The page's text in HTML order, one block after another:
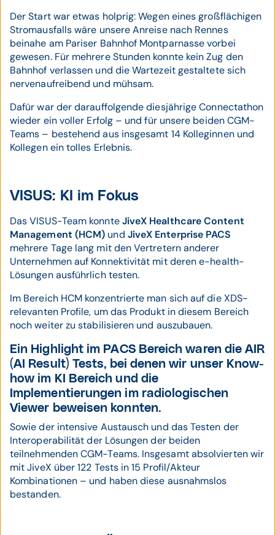
Der Start war etwas holprig: Wegen eines großflächigen
Stromausfalls wäre unsere Anreise nach Rennes
beinahe am Pariser Bahnhof Montparnasse vorbei
gewesen. Für mehrere Stunden konnte kein Zug den
Bahnhof verlassen und die Wartezeit gestaltete sich
nervenaufreibend und mühsam.
Dafür war der darauffolgende diesjährige Connectathon
wieder ein voller Erfolg – und für unsere beiden CGM-
Teams – bestehend aus insgesamt 14 Kolleginnen und
Kollegen ein tolles Erlebnis.
VISUS: KI im Fokus
Das VISUS-Team konnteJiveX Healthcare Content
Management (HCM) und JiveX Enterprise PACS
mehrere Tage lang mit den Vertretern anderer
Unternehmen auf Konnektivität mit deren e-health-
Lösungen ausführlich testen.
Im Bereich HCM konzentrierte man sich auf die XDS-
relevanten Profile, um das Produkt in diesem Bereich
noch weiter zu stabilisieren und auszubauen.
Ein Highlight im PACS Bereich waren die AIR
(AI Result) Tests, bei denen wir unser Know-
how im KI Bereich und die
Implementierungen im radiologischen
Viewer beweisen konnten.
Sowie der intensive Austausch und das Testen der
Interoperabilität der Lösungen der beiden
teilnehmenden CGM-Teams. Insgesamt absolvierten wir
mit JiveX über 122 Tests in 15 Profil/Akteur
Kombinationen – und haben diese ausnahmslos
bestanden.